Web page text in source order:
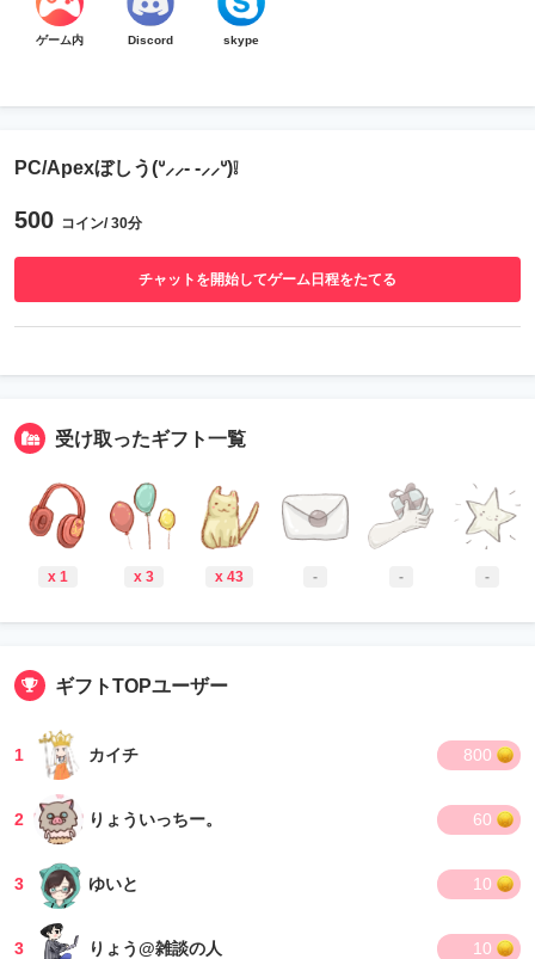
ゲーム内 Discord skype
PC/Apexぼしう(ᐡ⸝⸝- -⸝⸝ᐡ)❕
500 コイン/ 30分
チャットを開始してゲーム日程をたてる
受け取ったギフト一覧
x 1 x 3 x 43 - - -
ギフトTOPユーザー
1 カイチ 800
2 りょういっちー。 60
3 ゆいと 10
3 りょう@雑談の人 10